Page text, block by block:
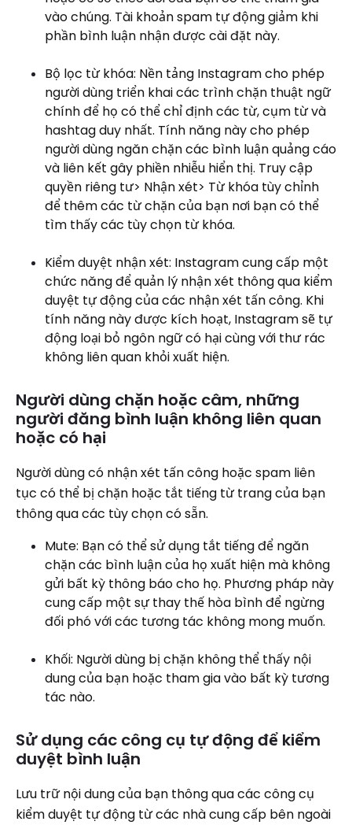
vào chúng. Tài khoản spam tự động giảm khi
phần bình luận nhận được cài đặt này.
Bộ lọc từ khóa: Nền tảng Instagram cho phép
người dùng triển khai các trình chặn thuật ngữ
chính để họ có thể chỉ định các từ, cụm từ và
hashtag duy nhất. Tính năng này cho phép
người dùng ngăn chặn các bình luận quảng cáo
và liên kết gây phiền nhiễu hiển thị. Truy cập
quyền riêng tư> Nhận xét> Từ khóa tùy chỉnh
để thêm các từ chặn của bạn nơi bạn có thể
tìm thấy các tùy chọn từ khóa.
Kiểm duyệt nhận xét: Instagram cung cấp một
chức năng để quản lý nhận xét thông qua kiểm
duyệt tự động của các nhận xét tấn công. Khi
tính năng này được kích hoạt, Instagram sẽ tự
động loại bỏ ngôn ngữ có hại cùng với thư rác
không liên quan khỏi xuất hiện.
Người dùng chặn hoặc câm, những
người đăng bình luận không liên quan
hoặc có hại
Người dùng có nhận xét tấn công hoặc spam liên
tục có thể bị chặn hoặc tắt tiếng từ trang của bạn
thông qua các tùy chọn có sẵn.
Mute: Bạn có thể sử dụng tắt tiếng để ngăn
chặn các bình luận của họ xuất hiện mà không
gửi bất kỳ thông báo cho họ. Phương pháp này
cung cấp một sự thay thế hòa bình để ngừng
đối phó với các tương tác không mong muốn.
Khối: Người dùng bị chặn không thể thấy nội
dung của bạn hoặc tham gia vào bất kỳ tương
tác nào.
Sử dụng các công cụ tự động để kiểm
duyệt bình luận
Lưu trữ nội dung của bạn thông qua các công cụ
kiểm duyệt tự động từ các nhà cung cấp bên ngoài